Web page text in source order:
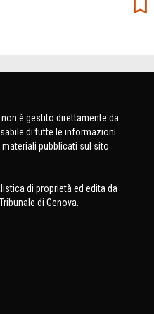
è gestito direttamente da
di tutte le informazioni
pubblicati sul sito
di proprietà ed edita da
di Genova.